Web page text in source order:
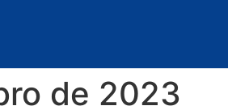
de 2023